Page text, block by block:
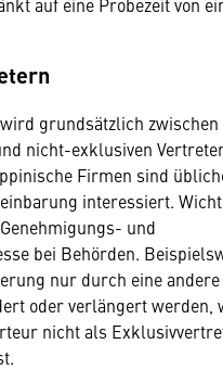
grundsätzlich zwischen
nicht-exklusiven
Firmen sind
interessiert.
und
bei Behörden.
nur durch eine
oder verlängert werden,
nicht als